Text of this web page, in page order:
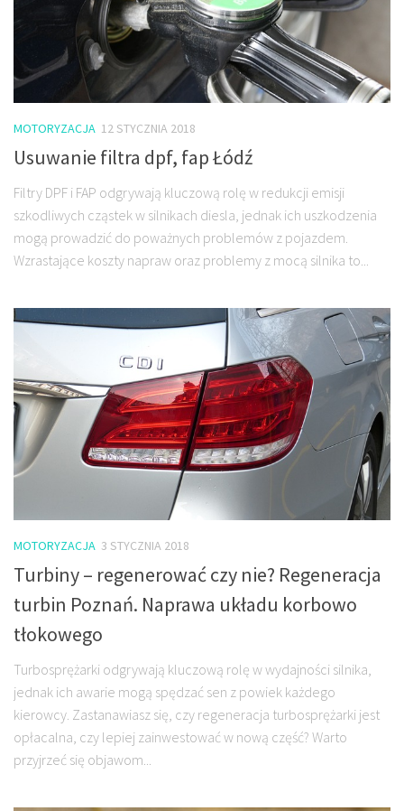
MOTORYZACJA 12 STYCZNIA 2018
Usuwanie filtra dpf, fap Łódź
Filtry DPF i FAP odgrywają kluczową rolę w redukcji emisji
szkodliwych cząstek w silnikach diesla, jednak ich uszkodzenia
mogą prowadzić do poważnych problemów z pojazdem.
Wzrastające koszty napraw oraz problemy z mocą silnika to...
MOTORYZACJA 3 STYCZNIA 2018
Turbiny – regenerować czy nie? Regeneracja
turbin Poznań. Naprawa układu korbowo
tłokowego
Turbosprężarki odgrywają kluczową rolę w wydajności silnika,
jednak ich awarie mogą spędzać sen z powiek każdego
kierowcy. Zastanawiasz się, czy regeneracja turbosprężarki jest
opłacalna, czy lepiej zainwestować w nową część? Warto
przyjrzeć się objawom...